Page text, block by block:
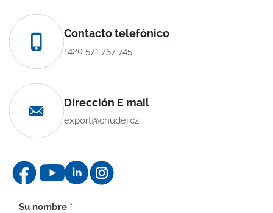
Contacto telefónico
+420 571 757 745
Dirección E mail
export@chudej.cz
Formulario
Su nombre *